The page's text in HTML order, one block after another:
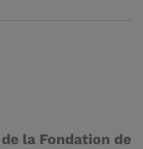
la Fondation de